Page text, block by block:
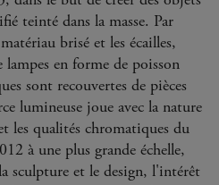
teinté dans la masse. Par
brisé et les écailles,
en forme de poisson
sont recouvertes de pièces
lumineuse joue avec la nature
les qualités chromatiques du
à une plus grande échelle,
sculpture et le design, l'intérêt